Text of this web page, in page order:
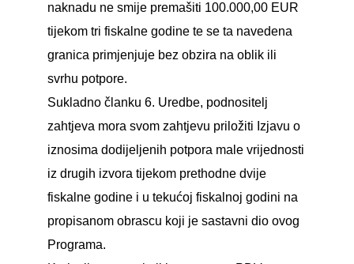
naknadu ne smije premašiti 100.000,00 EUR
tijekom tri fiskalne godine te se ta navedena
granica primjenjuje bez obzira na oblik ili
svrhu potpore.
Sukladno članku 6. Uredbe, podnositelj
zahtjeva mora svom zahtjevu priložiti Izjavu o
iznosima dodijeljenih potpora male vrijednosti
iz drugih izvora tijekom prethodne dvije
fiskalne godine i u tekućoj fiskalnoj godini na
propisanom obrascu koji je sastavni dio ovog
Programa.